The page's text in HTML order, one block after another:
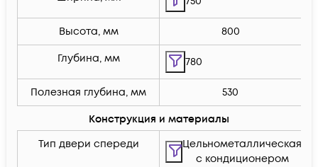
Высота, мм
800
Глубина, мм
780
Полезная глубина, мм
530
Конструкция и материалы
Тип двери спереди
Цельнометаллическая
c кондиционером